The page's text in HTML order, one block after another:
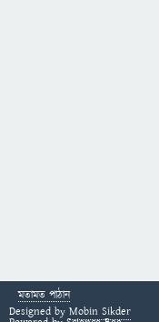
মতামত পাঠান
Designed by Mobin Sikder